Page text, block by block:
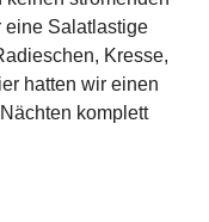
eine Salatlastige
Kresse,
hatten wir einen
komplett